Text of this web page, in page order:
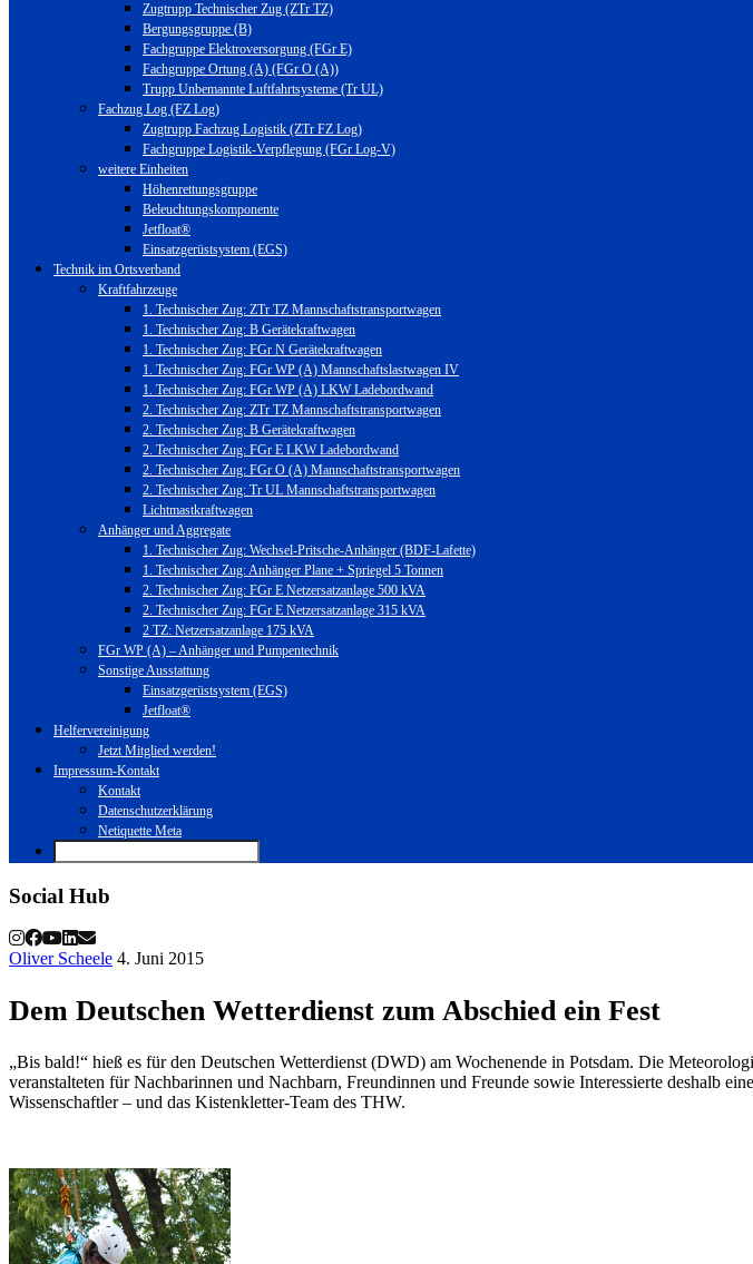
Zugtrupp Technischer Zug (ZTr TZ)
Bergungsgruppe (B)
Fachgruppe Elektroversorgung (FGr E)
Fachgruppe Ortung (A) (FGr O (A))
Trupp Unbemannte Luftfahrtsysteme (Tr UL)
Fachzug Log (FZ Log)
Zugtrupp Fachzug Logistik (ZTr FZ Log)
Fachgruppe Logistik-Verpflegung (FGr Log-V)
weitere Einheiten
Höhenrettungsgruppe
Beleuchtungskomponente
Jetfloat®
Einsatzgerüstsystem (EGS)
Technik im Ortsverband
Kraftfahrzeuge
1. Technischer Zug: ZTr TZ Mannschaftstransportwagen
1. Technischer Zug: B Gerätekraftwagen
1. Technischer Zug: FGr N Gerätekraftwagen
1. Technischer Zug: FGr WP (A) Mannschaftslastwagen IV
1. Technischer Zug: FGr WP (A) LKW Ladebordwand
2. Technischer Zug: ZTr TZ Mannschaftstransportwagen
2. Technischer Zug: B Gerätekraftwagen
2. Technischer Zug: FGr E LKW Ladebordwand
2. Technischer Zug: FGr O (A) Mannschaftstransportwagen
2. Technischer Zug: Tr UL Mannschaftstransportwagen
Lichtmastkraftwagen
Anhänger und Aggregate
1. Technischer Zug: Wechsel-Pritsche-Anhänger (BDF-Lafette)
1. Technischer Zug: Anhänger Plane + Spriegel 5 Tonnen
2. Technischer Zug: FGr E Netzersatzanlage 500 kVA
2. Technischer Zug: FGr E Netzersatzanlage 315 kVA
2 TZ: Netzersatzanlage 175 kVA
FGr WP (A) – Anhänger und Pumpentechnik
Sonstige Ausstattung
Einsatzgerüstsystem (EGS)
Jetfloat®
Helfervereinigung
Jetzt Mitglied werden!
Impressum-Kontakt
Kontakt
Datenschutzerklärung
Netiquette Meta
Social Hub
Oliver Scheele 4. Juni 2015
Dem Deutschen Wetterdienst zum Abschied ein Fest
„Bis bald!“ hieß es für den Deutschen Wetterdienst (DWD) am Wochenende in Potsdam. Die
veranstalteten für Nachbarinnen und Nachbarn, Freundinnen und Freunde sowie Interessierte deshalb
Wissenschaftler – und das Kistenkletter-Team des THW.